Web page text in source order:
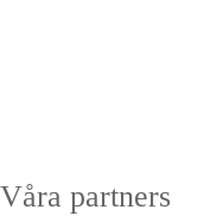
Våra partners